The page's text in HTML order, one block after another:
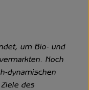
um Bio- und
Noch
dynamischen
des